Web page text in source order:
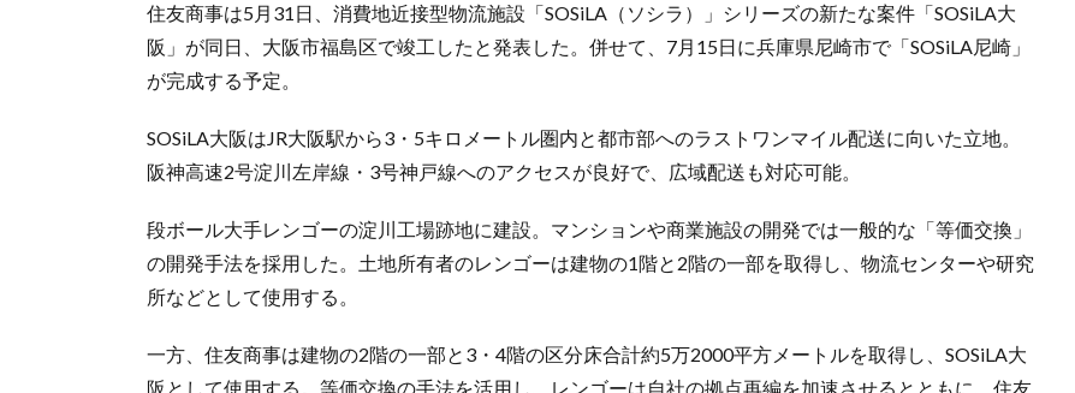
住友商事は5月31日、消費地近接型物流施設「SOSiLA（ソシラ）」シリーズの新たな案件「SOSiLA大
阪」が同日、大阪市福島区で竣工したと発表した。併せて、7月15日に兵庫県尼崎市で「SOSiLA尼崎」
が完成する予定。
SOSiLA大阪はJR大阪駅から3・5キロメートル圏内と都市部へのラストワンマイル配送に向いた立地。
阪神高速2号淀川左岸線・3号神戸線へのアクセスが良好で、広域配送も対応可能。
段ボール大手レンゴーの淀川工場跡地に建設。マンションや商業施設の開発では一般的な「等価交換」
の開発手法を採用した。土地所有者のレンゴーは建物の1階と2階の一部を取得し、物流センターや研究
所などとして使用する。
一方、住友商事は建物の2階の一部と3・4階の区分床合計約5万2000平方メートルを取得し、SOSiLA大
阪として使用する。等価交換の手法を活用し、レンゴーは自社の拠点再編を加速させるとともに、住友